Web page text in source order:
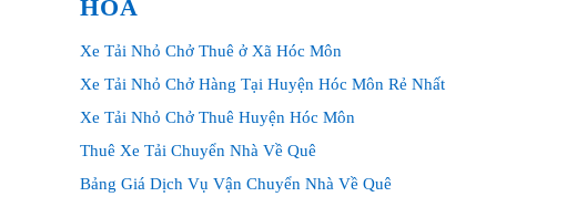
HÓA
Xe Tải Nhỏ Chở Thuê ở Xã Hóc Môn
Xe Tải Nhỏ Chở Hàng Tại Huyện Hóc Môn Rẻ Nhất
Xe Tải Nhỏ Chở Thuê Huyện Hóc Môn
Thuê Xe Tải Chuyển Nhà Về Quê
Bảng Giá Dịch Vụ Vận Chuyển Nhà Về Quê